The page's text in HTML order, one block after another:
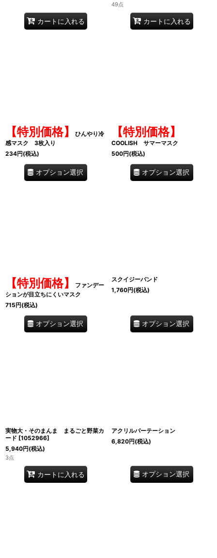
カートに入れる
49点
カートに入れる
【特別価格】
ひんやり冷
感マスク 3枚入り
234円(税込)
オプション選択
【特別価格】
COOLISH サマーマスク
500円(税込)
オプション選択
【特別価格】
ファンデー
ションが目立ちにくいマスク
715円(税込)
オプション選択
スクイジーバンド
1,760円(税込)
オプション選択
実物大・そのまんま まるごと野菜カ
ード [1052966]
5,940円(税込)
3点
カートに入れる
アクリルパーテーション
6,820円(税込)
オプション選択